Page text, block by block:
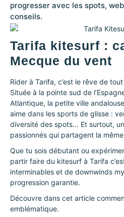
progresser avec les spots,
conseils.
Tarifa kitesurf :
Mecque du vent
Rider à Tarifa, c’est le rêve de
Située à la pointe sud de
Atlantique, la petite ville
aime dans les sports de glisse :
diversité des spots… Et surtout,
passionnés qui partagent la
Que tu sois débutant ou
partir faire du kitesurf à Tarifa
interminables et de downwinds
progression garantie.
Découvre dans cet article
emblématique.